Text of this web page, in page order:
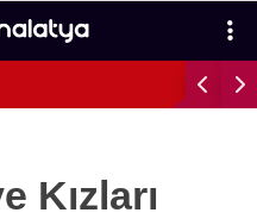
24.7°
Kızları